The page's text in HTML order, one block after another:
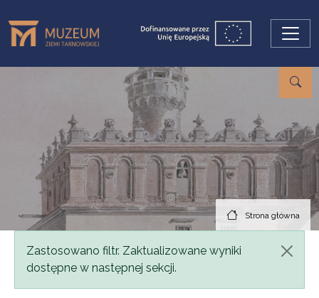
Strona główna
Komunikat
Zastosowano filtr. Zaktualizowane wyniki
dostępne w następnej sekcji.